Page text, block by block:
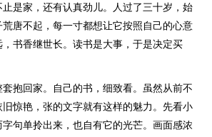
是家，还有认真劲儿。人过了三十岁，始
唐不起，每一寸都想让它按照自己的心意
书香继世长。读书是大事，于是决定买
抱回家。自己的书，细致看。虽然从前不
旧惊艳，张的文字就有这样的魅力。先看小
句单拎出来，也自有它的光芒。画面感浓